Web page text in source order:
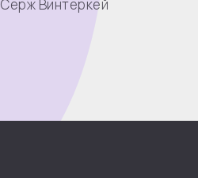
Серж Винтеркей